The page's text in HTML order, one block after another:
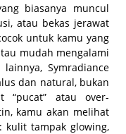
biasanya muncul
atau bekas jerawat
untuk kamu yang
mudah mengalami
Symradiance
dan natural, bukan
atau over-
kamu akan melihat
kulit tampak glowing,